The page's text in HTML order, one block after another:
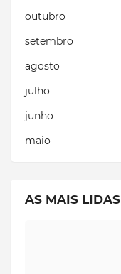
outubro
setembro
agosto
julho
junho
maio
AS MAIS LIDAS